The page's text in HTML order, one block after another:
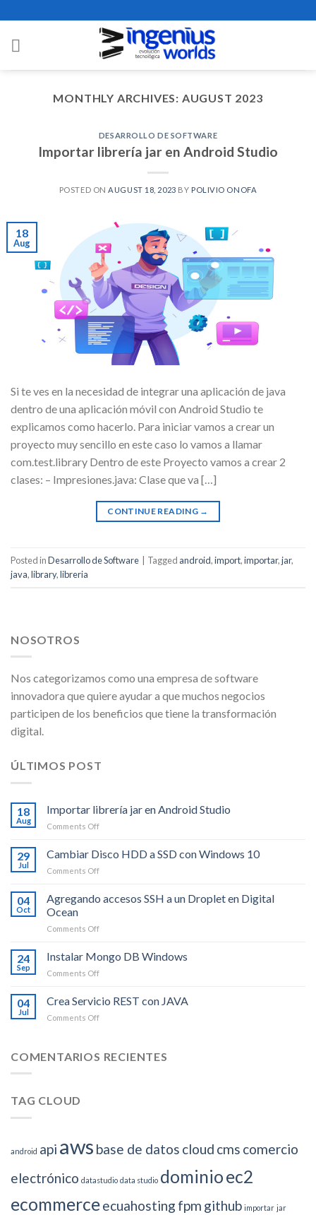
content
MONTHLY ARCHIVES: AUGUST 2023
DESARROLLO DE SOFTWARE
Importar librería jar en Android Studio
POSTED ON AUGUST 18, 2023 BY POLIVIO ONOFA
18
Aug
Si te ves en la necesidad de integrar una aplicación de java
dentro de una aplicación móvil con Android Studio te
explicamos como hacerlo. Para iniciar vamos a crear un
proyecto muy sencillo en este caso lo vamos a llamar
com.test.library Dentro de este Proyecto vamos a crear 2
clases: – Impresiones.java: Clase que va […]
CONTINUE READING →
Posted inDesarrollo de Software Tagged android,import,importar,jar,
java,library,libreria
NOSOTROS
Nos categorizamos como una empresa de software
innovadora que quiere ayudar a que muchos negocios
participen de los beneficios que tiene la transformación
digital.
ÚLTIMOS POST
18
Aug
Importar librería jar en Android Studio
Comments Offon
librería
jar
en
Studio
29
Jul
Cambiar Disco HDD a SSD con Windows 10
Comments Offon
HDD
SSD
Windows
04
Oct
Agregando accesos SSH a un Droplet en Digital
Ocean
Comments Offon
accesos
SSH
a
Droplet
24
Sep
Instalar Mongo DB Windows
Comments Offon
Mongo
DB
Windows
04
Jul
Crea Servicio REST con JAVA
Comments Offon
REST
COMENTARIOS RECIENTES
TAG CLOUD
android api aws base de datos cloud cms comercio
electrónico datastudio data studio dominioec2
ecommerceecuahosting fpm github importar jar